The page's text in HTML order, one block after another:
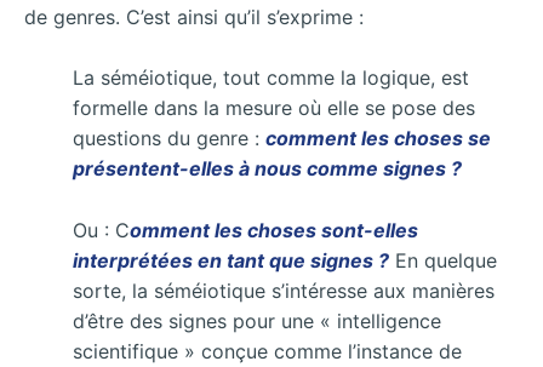
de genres. C’est ainsi qu’il s’exprime :
La séméiotique, tout comme la logique, est
formelle dans la mesure où elle se pose des
questions du genre : comment les choses se
présentent-elles à nous comme signes ?
Ou : Comment les choses sont-elles
interprétées en tant que signes ? En quelque
sorte, la séméiotique s’intéresse aux manières
d’être des signes pour une « intelligence
scientifique » conçue comme l’instance de